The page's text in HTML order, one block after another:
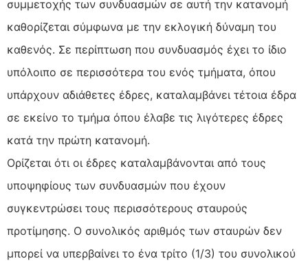
συμμετοχής των συνδυασμών σε αυτή την κατανομή
καθορίζεται σύμφωνα με την εκλογική δύναμη του
καθενός. Σε περίπτωση που συνδυασμός έχει το ίδιο
υπόλοιπο σε περισσότερα του ενός τμήματα, όπου
υπάρχουν αδιάθετες έδρες, καταλαμβάνει τέτοια έδρα
σε εκείνο το τμήμα όπου έλαβε τις λιγότερες έδρες
κατά την πρώτη κατανομή.
Ορίζεται ότι οι έδρες καταλαμβάνονται από τους
υποψηφίους των συνδυασμών που έχουν
συγκεντρώσει τους περισσότερους σταυρούς
προτίμησης. Ο συνολικός αριθμός των σταυρών δεν
μπορεί να υπερβαίνει το ένα τρίτο (1/3) του συνολικού